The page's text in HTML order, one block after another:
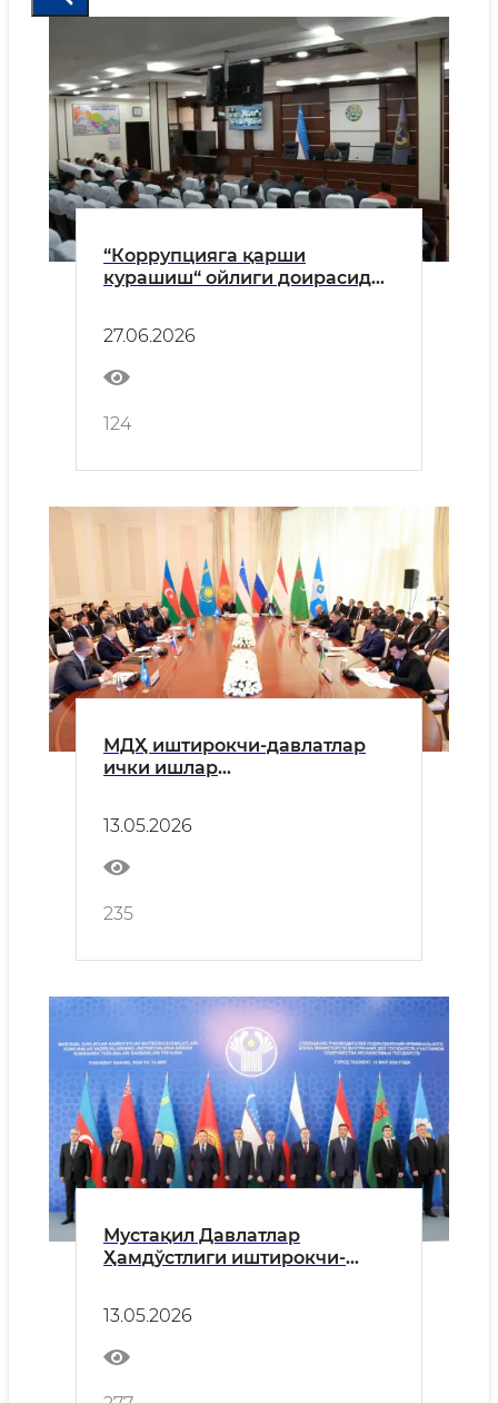
“Коррупцияга қарши
курашиш“ ойлиги доирасида
ўтказилди
27.06.2026
124
МДҲ иштирокчи-давлатлар
ички ишлар
курашиш тузилмалари
раҳбарларининг навбатдаги
йиғилиши бўйича ахборот
13.05.2026
235
Мустақил Давлатлар
Ҳамдўстлиги иштирокчи-
жиноятчиликка қарши
курашиш тузилмалари
раҳбарларининг йиғилиши
Тошкент шаҳрида ўз ишини
13.05.2026